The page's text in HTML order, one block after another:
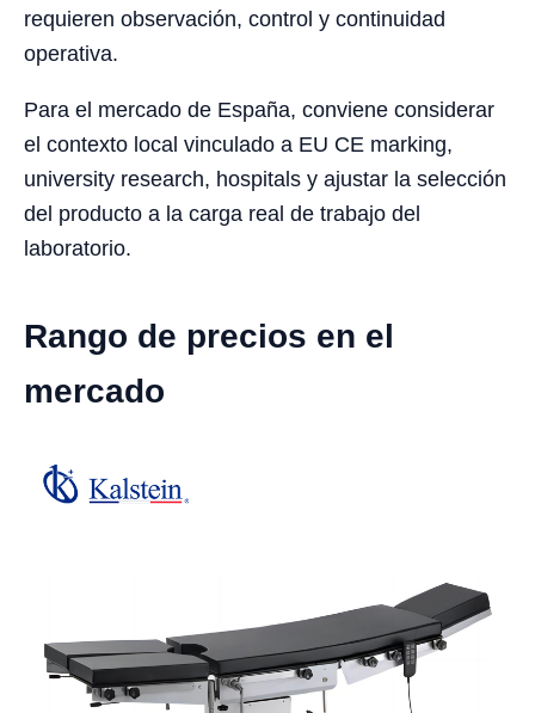
requieren observación, control y continuidad
operativa.
Para el mercado de España, conviene considerar
el contexto local vinculado a EU CE marking,
university research, hospitals y ajustar la selección
del producto a la carga real de trabajo del
laboratorio.
Rango de precios en el
mercado